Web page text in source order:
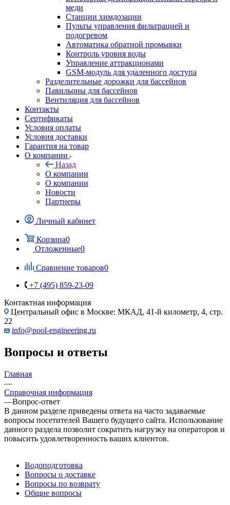
меди
Станции химдозации
Пульты управления фильтрацией и
подогревом
Автоматика обратной промывки
Контроль уровня воды
Управление аттракционами
GSM-модуль для удаленного доступа
Разделительные дорожки для бассейнов
Павильоны для бассейнов
Вентиляция для бассейнов
Контакты
Сертификаты
Условия оплаты
Условия доставки
Гарантия на товар
О компании
Назад
О компании
О компании
Новости
Партнеры
Личный кабинет
Корзина0
Отложенные0
Сравнение товаров0
+7 (495) 859-23-09
Контактная информация
Центральный офис в Москве: МКАД, 41-й километр, 4, стр.
22
info@pool-engineering.ru
Вопросы и ответы
Главная
—
Справочная информация
—Вопрос-ответ
В данном разделе приведены ответа на часто задаваемые
вопросы посетителей Вашего будущего сайта. Использование
данного раздела позволит сократить нагрузку на операторов и
повысить удовлетворенность ваших клиентов.
Водоподготовка
Вопросы о доставке
Вопросы по возврату
Общие вопросы